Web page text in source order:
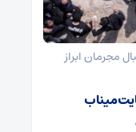
مجرمان ابراز
میناب